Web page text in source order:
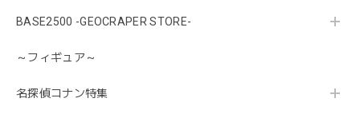
BASE2500 -GEOCRAPER STORE-
～フィギュア～
名探偵コナン特集